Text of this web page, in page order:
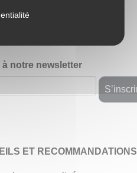
à notre newsletter
ET RECOMMANDATIONS